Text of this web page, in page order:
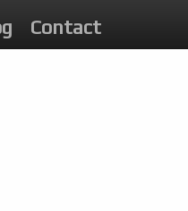
Contact